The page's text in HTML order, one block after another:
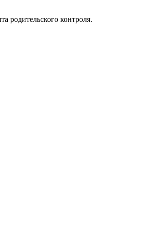
родительского контроля.